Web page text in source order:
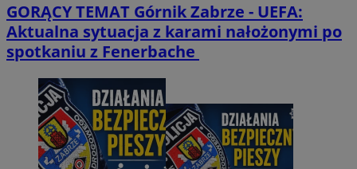
GORĄCY TEMAT Górnik Zabrze - UEFA:
Aktualna sytuacja z karami nałożonymi po
spotkaniu z Fenerbache